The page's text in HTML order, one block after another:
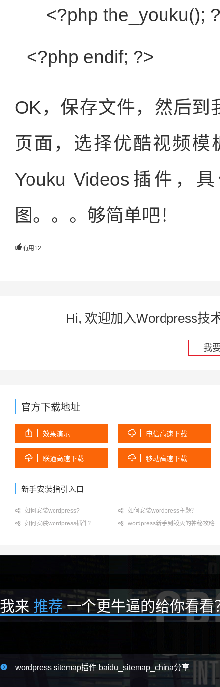
<?php
<?php endif; ?>
OK，保存文件，然后到
页面，选择优酷视频
Youku Videos插件，
图。。。够简单吧！
有用 12
Hi, 欢迎加入Wordpress技
我
官方下载地址
 效果演示  电信高速下载
 联通高速下载  移动高速下载
新手安装指引入口
 如何安装wordpress?  如何安装wordpress主题？
 如何安装wordpress插件？  wordpress新手到毁灭的神秘攻略
我来 推荐 一个更牛逼的给你看看
 wordpress sitemap插件 baidu_sitemap_china分享